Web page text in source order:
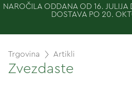
NAROČILA ODDANA OD 16. JULIJA
DOSTAVA PO 20.
Trgovina Artikli
Zvezdaste